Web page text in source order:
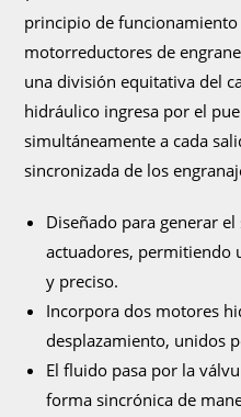
principio de funcionamiento
motorreductores de
una división equitativa del
hidráulico ingresa por el
simultáneamente a cada
sincronizada de los
Diseñado para generar
actuadores, permitiendo
y preciso.
Incorpora dos motores
desplazamiento, unidos
El fluido pasa por la
forma sincrónica de